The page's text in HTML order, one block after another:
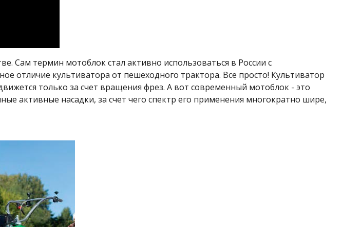
Сам термин мотоблок стал активно использоваться в России с
отличие культиватора от пешеходного трактора. Все просто! Культиватор
только за счет вращения фрез. А вот современный мотоблок - это
активные насадки, за счет чего спектр его применения многократно шире,